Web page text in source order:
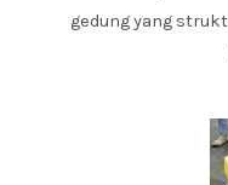
gedung yang